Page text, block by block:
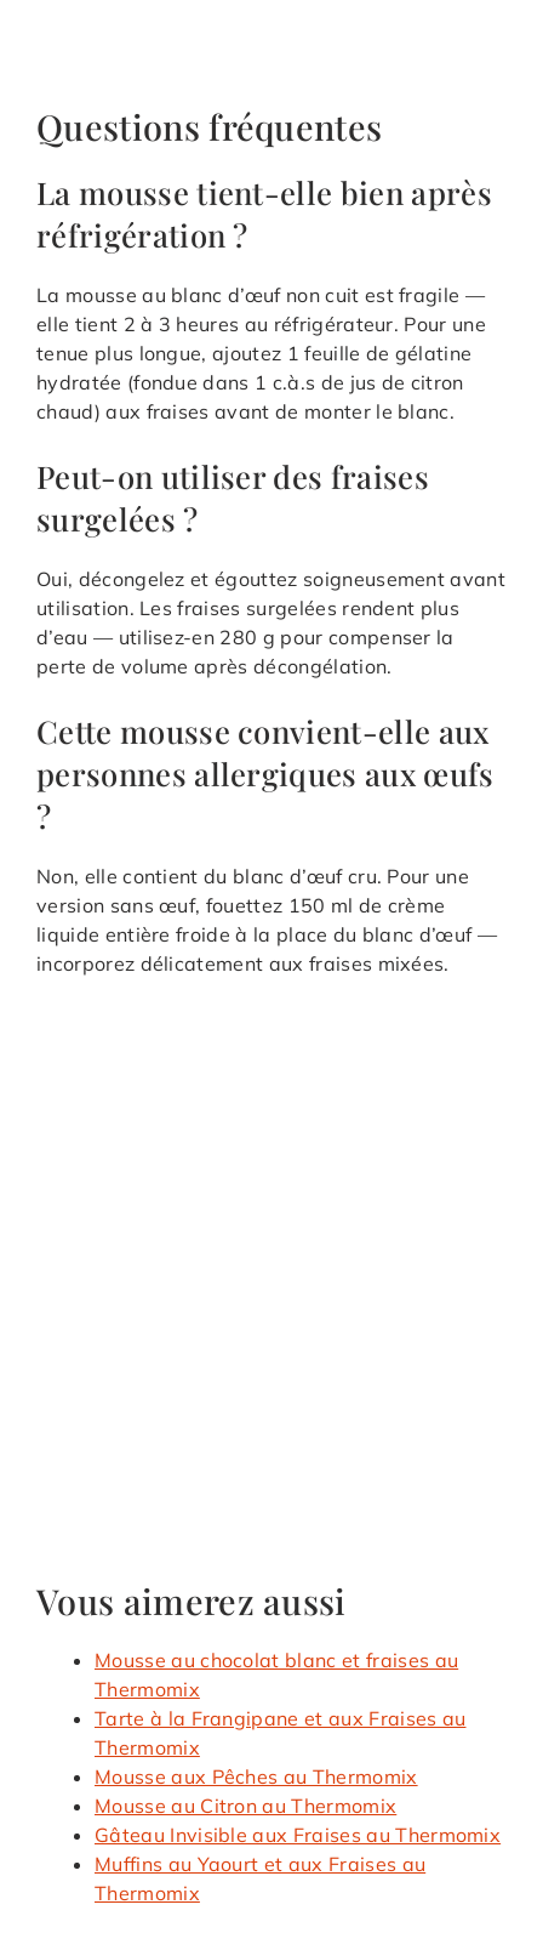
Questions fréquentes
La mousse tient-elle bien après
réfrigération ?
La mousse au blanc d’œuf non cuit est fragile —
elle tient 2 à 3 heures au réfrigérateur. Pour une
tenue plus longue, ajoutez 1 feuille de gélatine
hydratée (fondue dans 1 c.à.s de jus de citron
chaud) aux fraises avant de monter le blanc.
Peut-on utiliser des fraises
surgelées ?
Oui, décongelez et égouttez soigneusement avant
utilisation. Les fraises surgelées rendent plus
d’eau — utilisez-en 280 g pour compenser la
perte de volume après décongélation.
Cette mousse convient-elle aux
personnes allergiques aux œufs
?
Non, elle contient du blanc d’œuf cru. Pour une
version sans œuf, fouettez 150 ml de crème
liquide entière froide à la place du blanc d’œuf —
incorporez délicatement aux fraises mixées.
Vous aimerez aussi
Mousse au chocolat blanc et fraises au
Thermomix
Tarte à la Frangipane et aux Fraises au
Thermomix
Mousse aux Pêches au Thermomix
Mousse au Citron au Thermomix
Gâteau Invisible aux Fraises au Thermomix
Muffins au Yaourt et aux Fraises au
Thermomix